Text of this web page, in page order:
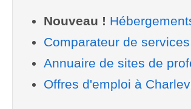
Nouveau !
Comparateur de
Annuaire de sites de
Offres d'emploi à